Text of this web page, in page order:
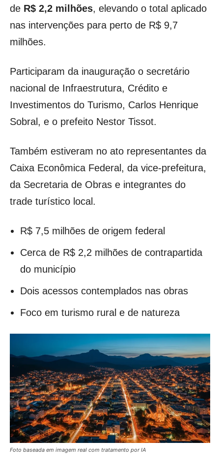
de R$ 2,2 milhões, elevando o total aplicado
nas intervenções para perto de R$ 9,7
milhões.
Participaram da inauguração o secretário
nacional de Infraestrutura, Crédito e
Investimentos do Turismo, Carlos Henrique
Sobral, e o prefeito Nestor Tissot.
Também estiveram no ato representantes da
Caixa Econômica Federal, da vice-prefeitura,
da Secretaria de Obras e integrantes do
trade turístico local.
R$ 7,5 milhões de origem federal
Cerca de R$ 2,2 milhões de contrapartida
do município
Dois acessos contemplados nas obras
Foco em turismo rural e de natureza
Foto baseada em imagem real com tratamento por IA